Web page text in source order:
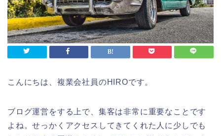
こんにちは、複業会社員のHIROです。
ブログ運営をする上で、集客は非常に重要なことです
よね。せっかくアクセスしてきてくれた人に少しでも